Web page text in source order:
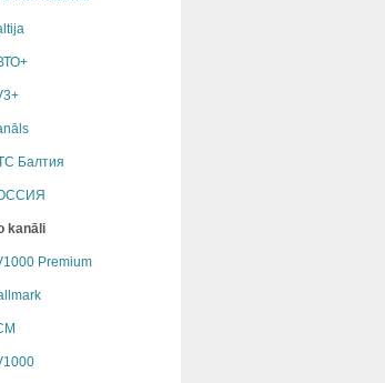
Балтия
kanāli
Premium